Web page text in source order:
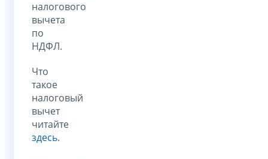
налогового
вычета
по
НДФЛ.
Что
такое
налоговый
вычет
читайте
здесь.